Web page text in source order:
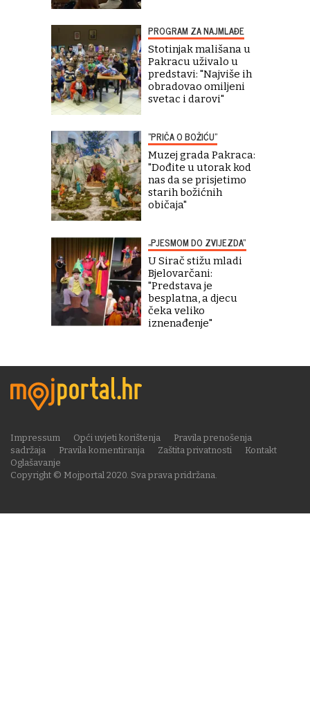
PROGRAM ZA NAJMLAĐE
Stotinjak mališana u
Pakracu uživalo u
predstavi: "Najviše ih
obradovao omiljeni
svetac i darovi"
"PRIČA O BOŽIĆU"
Muzej grada Pakraca:
"Dođite u utorak kod
nas da se prisjetimo
starih božićnih
običaja"
„PJESMOM DO ZVIJEZDA“
U Sirač stižu mladi
Bjelovarčani:
"Predstava je
besplatna, a djecu
čeka veliko
iznenađenje"
Copyright © Mojportal 2020. Sva prava pridržana.
Impressum Opći uvjeti korištenja
Pravila prenošenja
sadržaja
Pravila komentiranja Zaštita privatnosti
Kontakt
Oglašavanje